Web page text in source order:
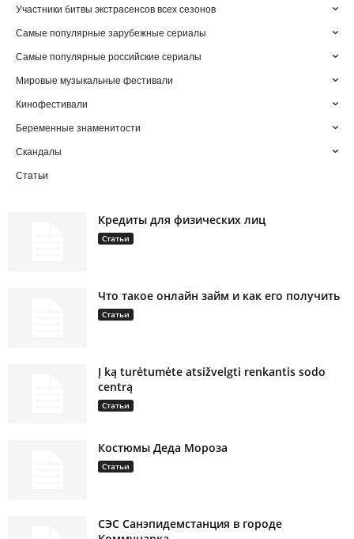
Участники битвы экстрасенсов всех сезонов
Самые популярные зарубежные сериалы
Самые популярные российские сериалы
Мировые музыкальные фестивали
Кинофестивали
Беременные знаменитости
Скандалы
Статьи
Кредиты для физических лиц
Статьи
Что такое онлайн займ и как его получить
Статьи
Į ką turėtumėte atsižvelgti renkantis sodo
centrą
Статьи
Костюмы Деда Мороза
Статьи
СЭС Санэпидемстанция в городе